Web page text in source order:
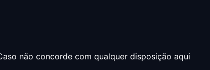
não concorde com qualquer disposição aqui